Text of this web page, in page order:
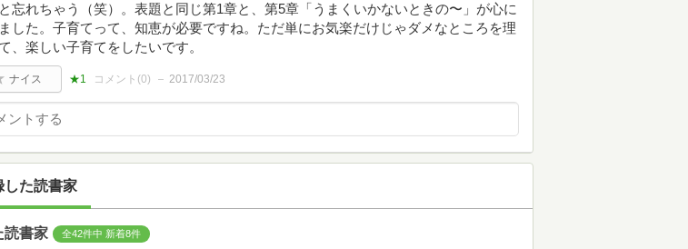
忘れちゃう（笑）。表題と同じ第1章と、第5章「うまくいかないときの〜」が心に
した。子育てって、知恵が必要ですね。ただ単にお気楽だけじゃダメなところを理
、楽しい子育てをしたいです。
ナイス ★1 コメント(0) 2017/03/23
した読書家
読書家 全42件中 新着8件